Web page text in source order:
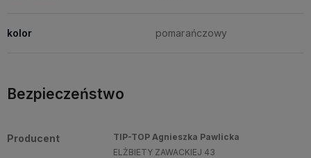
kolor pomarańczowy
Bezpieczeństwo
Producent
TIP-TOP Agnieszka Pawlicka
ELŻBIETY ZAWACKIEJ 43